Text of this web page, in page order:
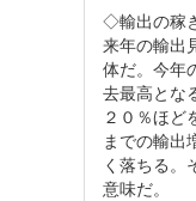
◇輸出の稼
来年の輸出
体だ。今年
去最高とな
２０％ほど
までの輸出
く落ちる。
意味だ。